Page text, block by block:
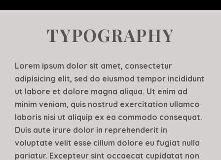
TYPOGRAPHY
Lorem ipsum dolor sit amet, consectetur
adipisicing elit, sed do eiusmod tempor incididunt
ut labore et dolore magna aliqua. Ut enim ad
minim veniam, quis nostrud exercitation ullamco
laboris nisi ut aliquip ex ea commodo consequat.
Duis aute irure dolor in reprehenderit in
voluptate velit esse cillum dolore eu fugiat nulla
pariatur. Excepteur sint occaecat cupidatat non